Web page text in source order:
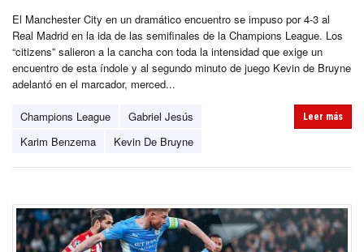
El Manchester City en un dramático encuentro se impuso por 4-3 al
Real Madrid en la ida de las semifinales de la Champions League. Los
“citizens” salieron a la cancha con toda la intensidad que exige un
encuentro de esta índole y al segundo minuto de juego Kevin de Bruyne
adelantó en el marcador, merced...
Champions League
Gabriel Jesús
Karim Benzema
Kevin De Bruyne
Leer más